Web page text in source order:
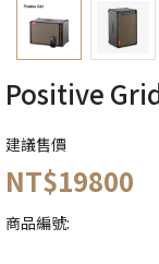
Positive
建議售價
NT$19800
商品編號: